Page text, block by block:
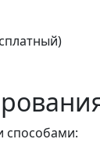
способами: